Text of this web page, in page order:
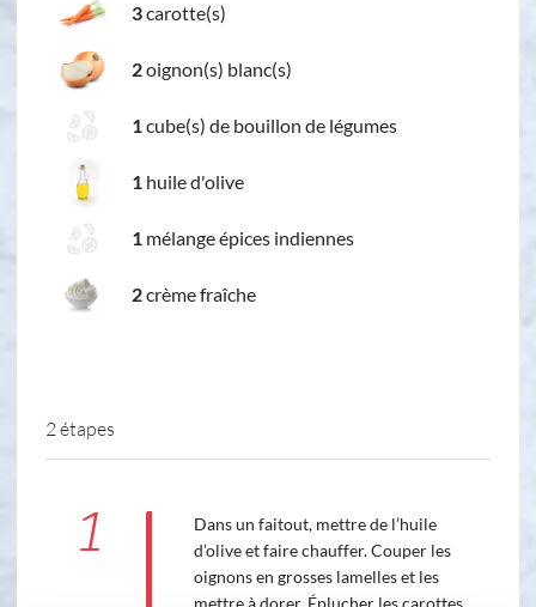
3carotte(s)
2oignon(s) blanc(s)
1cube(s) de bouillon de légumes
1 huile d'olive
1 mélange épices indiennes
2crème fraîche
2 étapes
1
Dans un faitout, mettre de l’huile
d’olive et faire chauffer. Couper les
oignons en grosses lamelles et les
mettre à dorer. Éplucher les carottes